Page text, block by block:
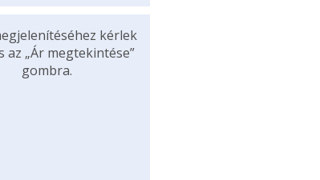
kérlek
az „Ár megtekintése”
gombra.